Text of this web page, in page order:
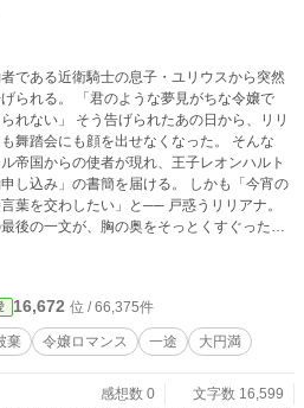
である近衛騎士の息子・ユリウスから突然
うな夢見がちな令嬢で
れない」 そう告げられたあの日から、リリ
踏会にも顔を出せなくなった。 そんな
帝国からの使者が現れ、王子レオンハルト
し込み」の書簡を届ける。 しかも「今宵の
わしたい」と── 戸惑うリリアナ。
後の一文が、胸の奥をそっとくすぐった。
なたがくれた赤いリボン。 今も、私の胸
16,672 位 / 66,375件
棄 令嬢ロマンス 一途 大円満
感想数 0
文字数 16,599